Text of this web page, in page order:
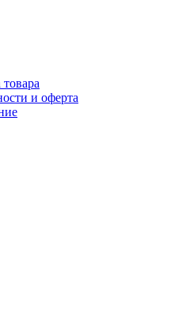
и оферта